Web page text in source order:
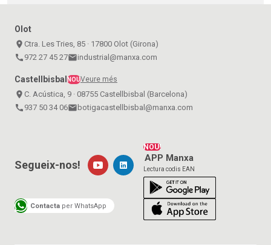
Olot
place Ctra. Les Tries, 85 · 17800 Olot (Girona)
call 972 27 45 27emailindustrial@manxa.com
CastellbisbalNOUVeure més
place C. Acústica, 9 · 08755 Castellbisbal (Barcelona)
call 937 50 34 06emailbotigacastellbisbal@manxa.com
NOU!
APP Manxa
Lectura codis EAN
Segueix-nos!
Contacta per WhatsApp